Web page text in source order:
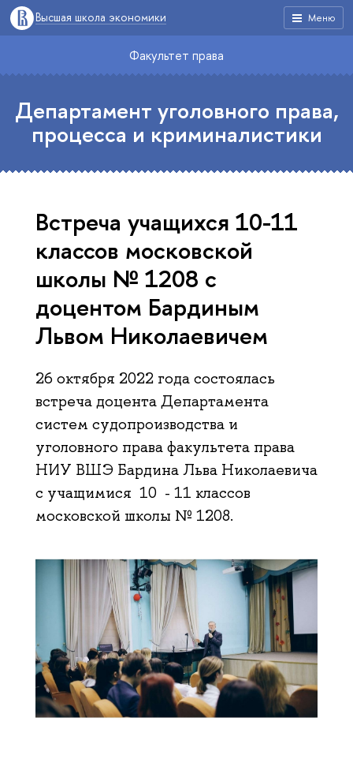
Меню
Высшая школа экономики
Факультет права
Департамент уголовного права,
процесса и криминалистики
Встреча учащихся 10-11
классов московской
школы № 1208 с
доцентом Бардиным
Львом Николаевичем
26 октября 2022 года состоялась
встреча доцента Департамента
систем судопроизводства и
уголовного права факультета права
НИУ ВШЭ Бардина Льва Николаевича
с учащимися 10 - 11 классов
московской школы № 1208.